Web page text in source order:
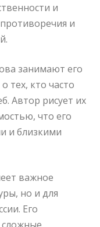
и
и
занимают его
тех, кто часто
Автор рисует их
что его
и близкими
важное
но и для
Его